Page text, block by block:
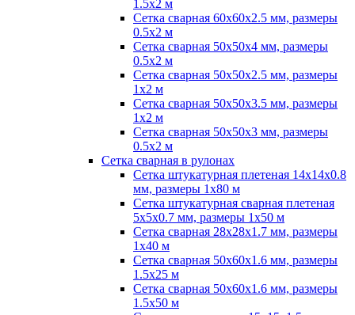
1.5х2 м
Сетка сварная 60х60х2.5 мм, размеры
0.5х2 м
Сетка сварная 50х50х4 мм, размеры
0.5х2 м
Сетка сварная 50х50х2.5 мм, размеры
1х2 м
Сетка сварная 50х50х3.5 мм, размеры
1х2 м
Сетка сварная 50х50х3 мм, размеры
0.5х2 м
Сетка сварная в рулонах
Сетка штукатурная плетеная 14х14х0.8
мм, размеры 1х80 м
Сетка штукатурная сварная плетеная
5х5х0.7 мм, размеры 1х50 м
Сетка сварная 28х28х1.7 мм, размеры
1х40 м
Сетка сварная 50х60х1.6 мм, размеры
1.5х25 м
Сетка сварная 50х60х1.6 мм, размеры
1.5х50 м